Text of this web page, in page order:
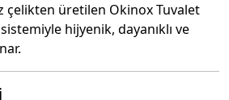
çelikten üretilen Okinox Tuvalet
sistemiyle hijyenik, dayanıklı ve